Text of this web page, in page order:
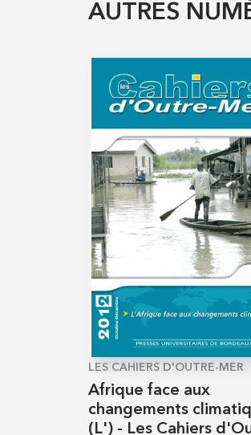
AUTRES
LES CAHIERS D'OUTRE-MER
Afrique face aux
changements
(L') - Les Cahiers